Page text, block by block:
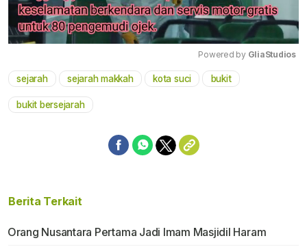
Powered by GliaStudios
sejarah sejarah makkah kota suci bukit
bukit bersejarah
Berita Terkait
Orang Nusantara Pertama Jadi Imam Masjidil Haram